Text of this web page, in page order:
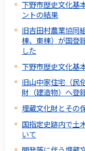
下野市歴史文化基
ントの結果
旧吉田村農業協同
棟、東棟）が国登
した
下野市歴史文化基
旧山中家住宅（民
財（建造物）へ登
埋蔵文化財とその
国指定史跡内で土
いて